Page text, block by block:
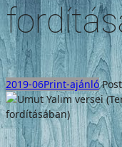
2019-06Print-ajánló